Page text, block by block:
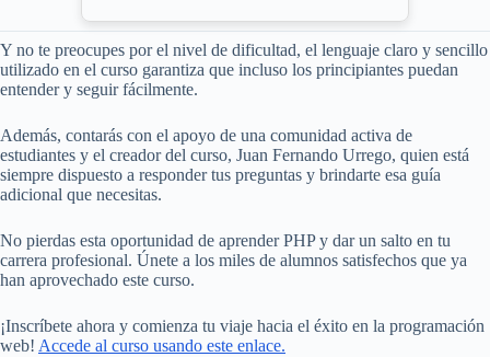
Y no te preocupes por el nivel de dificultad, el lenguaje claro y sencillo
utilizado en el curso garantiza que incluso los principiantes puedan
entender y seguir fácilmente.
Además, contarás con el apoyo de una comunidad activa de
estudiantes y el creador del curso, Juan Fernando Urrego, quien está
siempre dispuesto a responder tus preguntas y brindarte esa guía
adicional que necesitas.
No pierdas esta oportunidad de aprender PHP y dar un salto en tu
carrera profesional. Únete a los miles de alumnos satisfechos que ya
han aprovechado este curso.
¡Inscríbete ahora y comienza tu viaje hacia el éxito en la programación
web! Accede al curso usando este enlace.